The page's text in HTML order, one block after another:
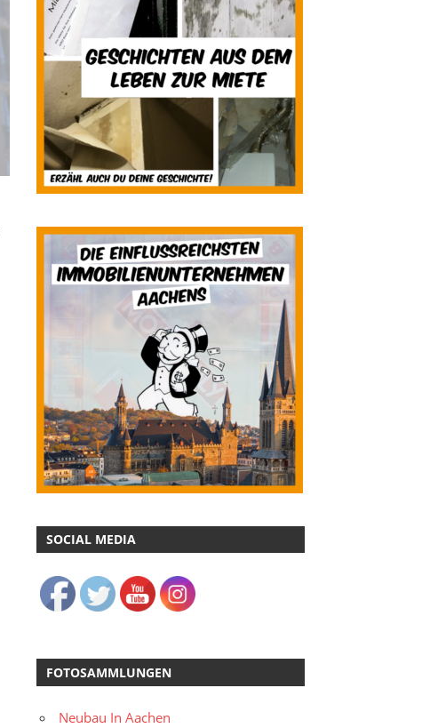
SOCIAL MEDIA
FOTOSAMMLUNGEN
Neubau In Aachen